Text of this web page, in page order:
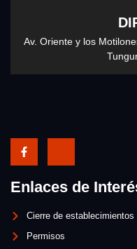
Av. Oriente y los
Enlaces de
Cierre de establecimientos
Permisos